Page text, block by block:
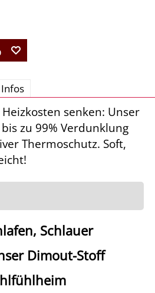
senken: Unser
zu 99% Verdunklung
Thermoschutz. Soft,
Schlauer
Dimout-Stoff